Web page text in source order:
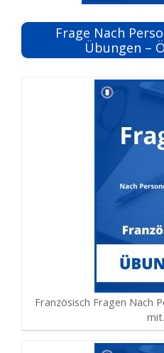
Frage Nach
Übungen –
Französisch Fragen Nach